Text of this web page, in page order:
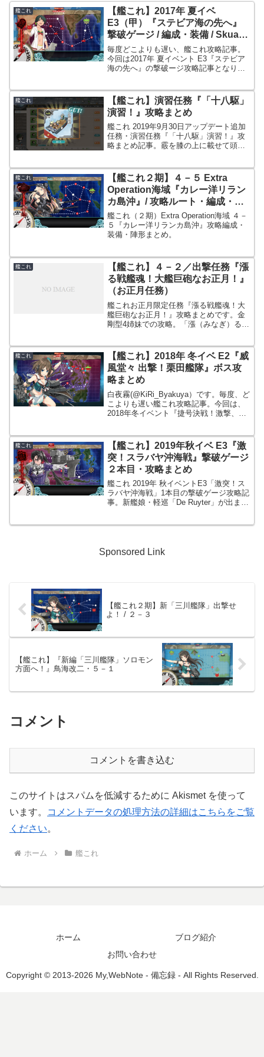
艦これ
【艦これ】2017年 夏イベ
E3（甲）『ステビア海の先へ』
撃破ゲージ / 編成・装備 / Skua /
Swordfish Mk.Ⅱ(熟練) / 新型航空
兵装資材
毎度どこよりも遅い、艦これ攻略記事。
今回は2017年 夏イベント E3『ステビア
海の先へ』の撃破ージ攻略記事となりま
クリア出来ました。
艦これ
【艦これ】演習任務『「十八駆」
演習！』攻略まとめ
艦これ 2019年9月30日アップデート追加
任務・演習任務『「十八駆」演習！』攻
略まとめ記事。霰を膝の上に載せて頭を
艦これ
【艦これ２期】４－５ Extra
Operation海域『カレー洋リラン
カ島沖』/ 攻略ルート・編成・装
備・陣形まとめ
艦これ（２期）Extra Operation海域 ４－
５『カレー洋リランカ島沖』攻略編成・
装備・陣形まとめ。
艦これ
【艦これ】４－２／出撃任務『漲
る戦艦魂！大艦巨砲なお正月！』
（お正月任務）
艦これお正月限定任務『漲る戦艦魂！大
艦巨砲なお正月！』攻略まとめです。金
剛型4姉妹での攻略。「漲（みなぎ）る」
艦これ
【艦これ】2018年 冬イベ E2『威
風堂々 出撃！栗田艦隊』ボス攻
略まとめ
白夜霧(@KiRi_Byakuya）です。毎度、ど
こよりも遅い艦これ攻略記事。今回は、
2018年冬イベント『捷号決戦！激撃、レ
ります。尚、本記事では難易度「乙」で
攻...
艦これ
【艦これ】2019年秋イベ E3『激
突！スラバヤ沖海戦』撃破ゲージ
２本目・攻略まとめ
艦これ 2019年 秋イベントE3「激突！ス
ラバヤ沖海戦」1本目の撃破ゲージ攻略記
事。新艦娘・軽巡「De Ruyter」が出ませ
Sponsored Link
【艦これ２期】新「三川艦隊」出撃せ
よ！ / ２－３
【艦これ】『新編「三川艦隊」ソロモン
方面へ！』鳥海改二・５－１
コメント
コメントを書き込む
このサイトはスパムを低減するために Akismet を使って
います。
コメントデータの処理方法の詳細はこちらをご覧
ください。
ホーム 艦これ
ホーム
ブログ紹介
お問い合わせ
Copyright © 2013-2026 My,WebNote - 備忘録 - All Rights Reserved.